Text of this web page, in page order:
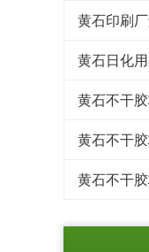
黄石不干